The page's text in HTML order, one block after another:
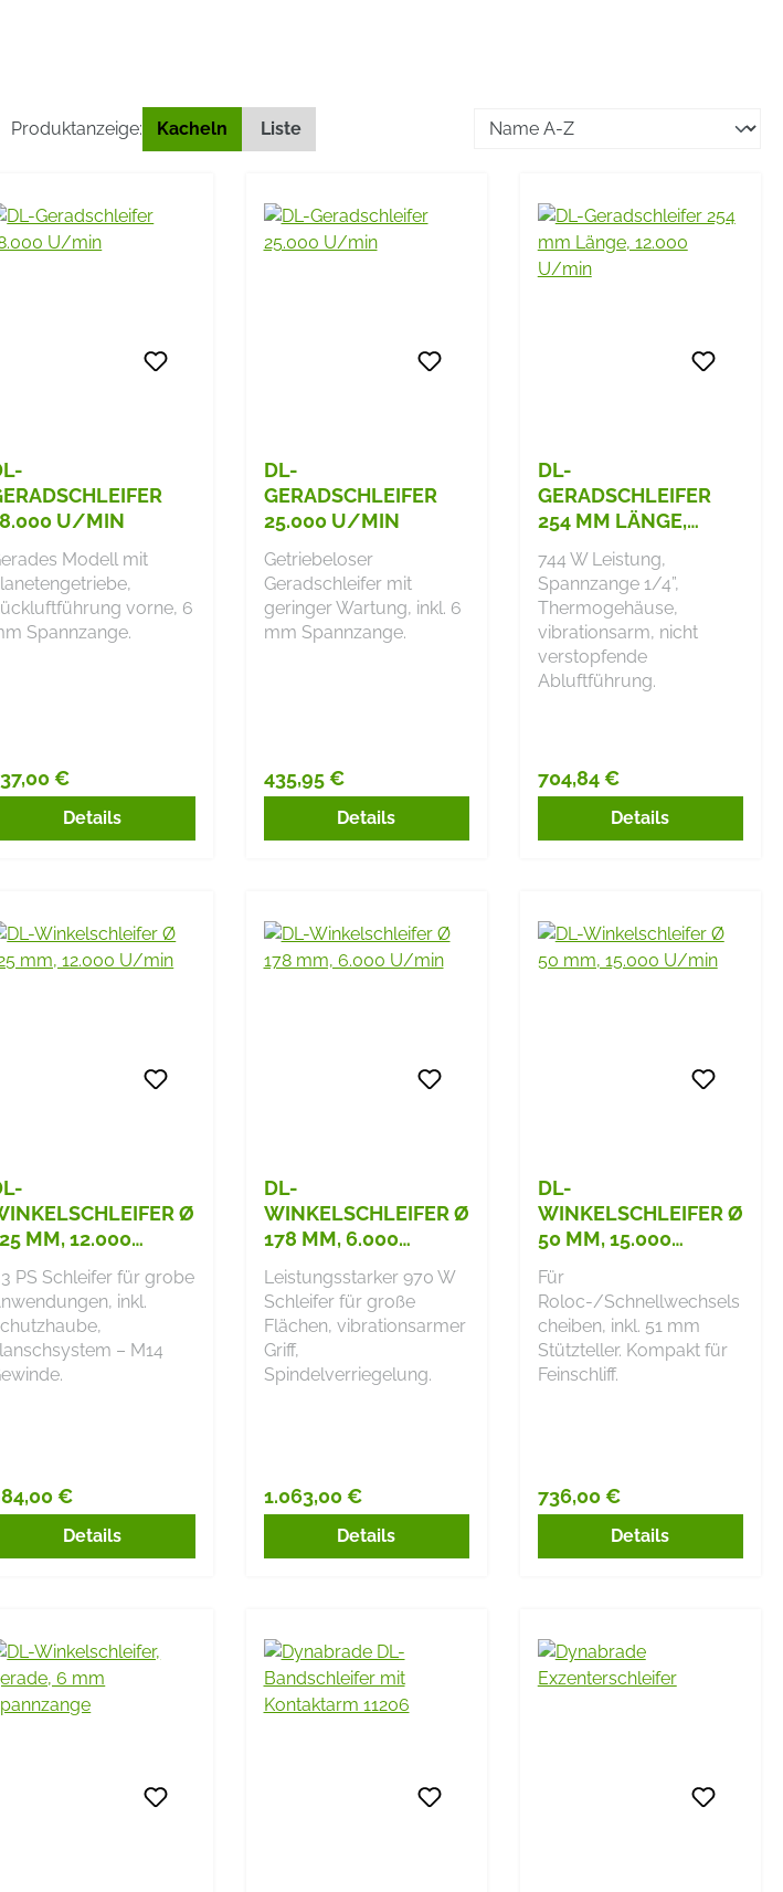
Produktanzeige: Kacheln Liste
U/MIN
Modell mit
vorne, 6
Spannzange.
Preis:
€
Details
DL-
GERADSCHLEIFER
25.000 U/MIN
Getriebeloser
Geradschleifer mit
geringer Wartung, inkl. 6
mm Spannzange.
Regulärer Preis:
435,95 €
Details
DL-
GERADSCHLEIFER
254 MM LÄNGE,
12.000 U/MIN
744 W Leistung,
Spannzange 1/4”,
Thermogehäuse,
vibrationsarm, nicht
verstopfende
Abluftführung.
Regulärer Preis:
704,84 €
Details
Ø
MM, 12.000
PS Schleifer für grobe
inkl.
– M14
Preis:
€
Details
DL-
WINKELSCHLEIFER Ø
178 MM, 6.000
U/MIN
Leistungsstarker 970 W
Schleifer für große
Flächen, vibrationsarmer
Griff,
Spindelverriegelung.
Regulärer Preis:
1.063,00 €
Details
DL-
WINKELSCHLEIFER Ø
50 MM, 15.000
Für
Roloc-/Schnellwechsels
cheiben, inkl. 51 mm
Stützteller. Kompakt für
Feinschliff.
Regulärer Preis:
736,00 €
Details